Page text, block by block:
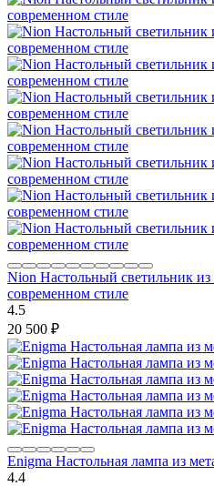
Nion Настольный светильник из
современном стиле
4.5
20 500 ₽
Enigma Настольная лампа из
4.4